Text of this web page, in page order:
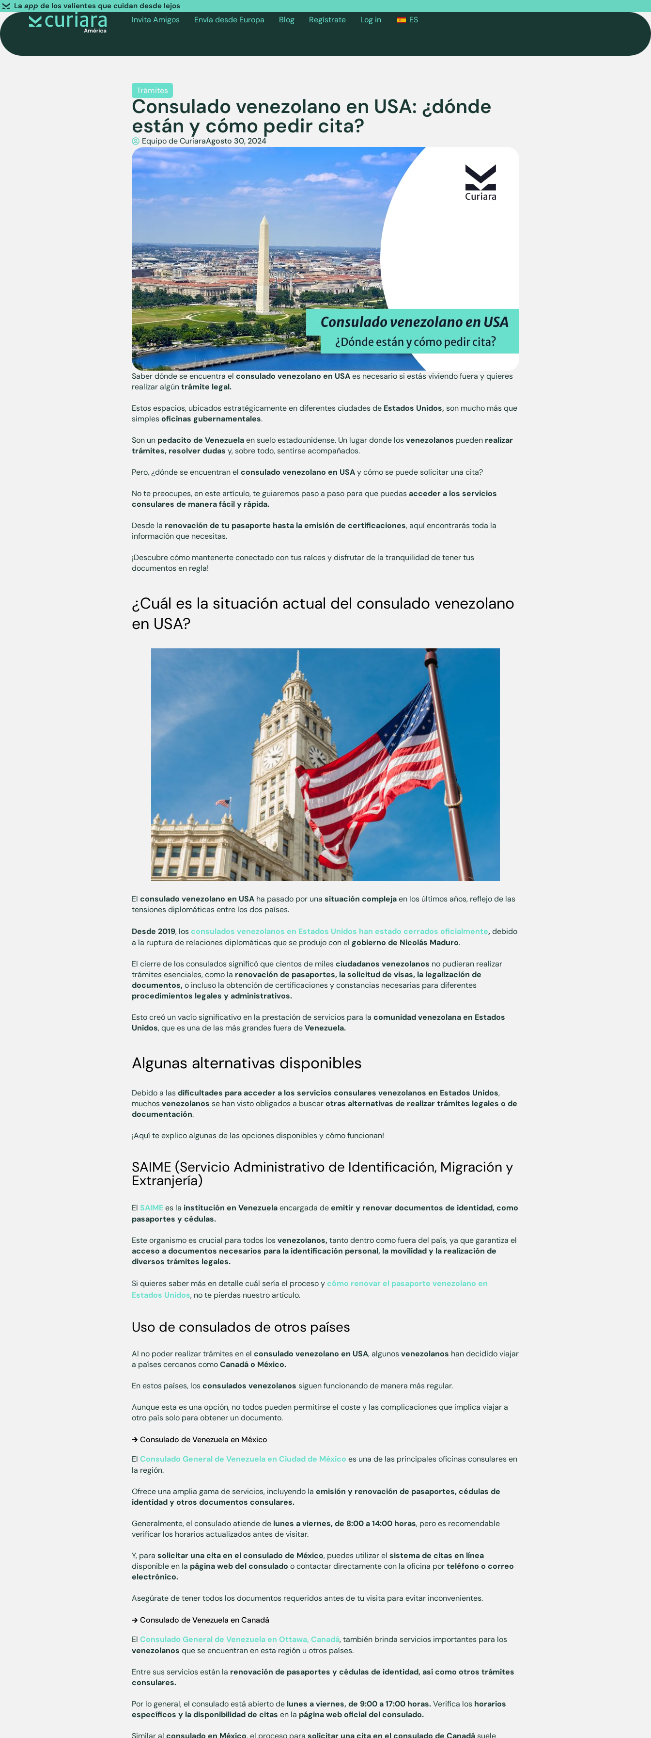
La app de los valientes que cuidan desde lejos
Invita Amigos Envía desde Europa Blog Regístrate Log in ES
Trámites
Consulado venezolano en USA: ¿dónde
están y cómo pedir cita?
Equipo de CuriaraAgosto 30, 2024
Saber dónde se encuentra el consulado venezolano en USAes necesario si estás viviendo fuera y quieres
realizar algúntrámite legal.
Estos espacios, ubicados estratégicamente en diferentes ciudades de Estados Unidos,son mucho más que
simplesoficinas gubernamentales.
Son un pedacito de Venezuelaen suelo estadounidense. Un lugar donde losvenezolanos pueden realizar
trámites, resolver dudas y, sobre todo, sentirse acompañados.
Pero, ¿dónde se encuentran el consulado venezolano en USAy cómo se puede solicitar una cita?
No te preocupes, en este artículo, te guiaremos paso a paso para que puedasacceder a los servicios
consulares de manera fácil y rápida.
Desde la renovación de tu pasaporte hasta la emisión de certificaciones, aquí encontrarás toda la
información que necesitas.
¡Descubre cómo mantenerte conectado con tus raíces y disfrutar de la tranquilidad de tener tus
documentos en regla!
¿Cuál es la situación actual del consulado venezolano
en USA?
El consulado venezolano en USA ha pasado por una situación complejaen los últimos años, reflejo de las
tensiones diplomáticas entre los dos países.
Desde 2019, los consulados venezolanos en Estados Unidos han estado cerrados oficialmente,debido
a la ruptura de relaciones diplomáticas que se produjo con el gobierno de Nicolás Maduro.
El cierre de los consulados significó que cientos de milesciudadanos venezolanos no pudieran realizar
trámites esenciales, como la renovación de pasaportes, la solicitud de visas, la legalización de
documentos,o incluso la obtención de certificaciones y constancias necesarias para diferentes
procedimientos legales y administrativos.
Esto creó un vacío significativo en la prestación de servicios para la comunidad venezolana en Estados
Unidos, que es una de las más grandes fuera deVenezuela.
Algunas alternativas disponibles
Debido a lasdificultades para acceder a los servicios consulares venezolanos en Estados Unidos,
muchosvenezolanos se han visto obligados a buscarotras alternativas de realizar trámites legales o de
documentación.
¡Aquí te explico algunas de las opciones disponibles y cómo funcionan!
SAIME (Servicio Administrativo de Identificación, Migración y
Extranjería)
El SAIMEes la institución en Venezuelaencargada deemitir y renovar documentos de identidad, como
pasaportes y cédulas.
Este organismo es crucial para todos losvenezolanos,tanto dentro como fuera del país, ya que garantiza el
acceso a documentos necesarios para la identificación personal, la movilidad y la realización de
diversos trámites legales.
Si quieres saber más en detalle cuál sería el proceso y cómo renovar el pasaporte venezolano en
Estados Unidos, no te pierdas nuestro artículo.
Uso de consulados de otros países
Al no poder realizar trámites en el consulado venezolano en USA, algunosvenezolanos han decidido viajar
a países cercanos comoCanadá o México.
En estos países, losconsulados venezolanos siguen funcionando de manera más regular.
Aunque esta es una opción, no todos pueden permitirse el coste y las complicaciones que implica viajar a
otro país solo para obtener un documento.
🡲 Consulado de Venezuela en México
El Consulado General de Venezuela en Ciudad de México es una de las principales oficinas consulares en
la región.
Ofrece una amplia gama de servicios, incluyendo la emisión y renovación de pasaportes, cédulas de
identidad y otros documentos consulares.
Generalmente, el consulado atiende de lunes a viernes, de 8:00 a 14:00 horas, pero es recomendable
verificar los horarios actualizados antes de visitar.
Y, para solicitar una cita en el consulado de México, puedes utilizar el sistema de citas en línea
disponible en la página web del consulado o contactar directamente con la oficina porteléfono o correo
electrónico.
Asegúrate de tener todos los documentos requeridos antes de tu visita para evitar inconvenientes.
🡲 Consulado de Venezuela en Canadá
El Consulado General de Venezuela en Ottawa, Canadá, también brinda servicios importantes para los
venezolanos que se encuentran en esta región u otros países.
Entre sus servicios están la renovación de pasaportes y cédulas de identidad, así como otros trámites
consulares.
Por lo general, el consulado está abierto de lunes a viernes, de 9:00 a 17:00 horas.Verifica los horarios
específicos y la disponibilidad de citas en la página web oficial del consulado.
Similar al consulado en México, el proceso para solicitar una cita en el consulado de Canadásuele